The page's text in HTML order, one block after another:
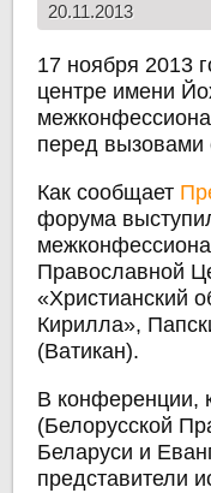
20.11.2013
17 ноября 2013
центре имени
перед вызовами
Как сообщает
форума
Православной
«Христианский
Кирилла»,
(Ватикан).
В конференции,
(Белорусской
Беларуси и
представители